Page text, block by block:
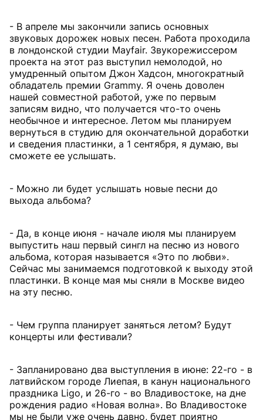
- В апреле мы закончили запись основных
звуковых дорожек новых песен. Работа проходила
в лондонской студии Mayfair. Звукорежиссером
проекта на этот раз выступил немолодой, но
умудренный опытом Джон Хадсон, многократный
обладатель премии Grammy. Я очень доволен
нашей совместной работой, уже по первым
записям видно, что получается что-то очень
необычное и интересное. Летом мы планируем
вернуться в студию для окончательной доработки
и сведения пластинки, а 1 сентября, я думаю, вы
сможете ее услышать.
- Можно ли будет услышать новые песни до
выхода альбома?
- Да, в конце июня - начале июля мы планируем
выпустить наш первый сингл на песню из нового
альбома, которая называется «Это по любви».
Сейчас мы занимаемся подготовкой к выходу этой
пластинки. В конце мая мы сняли в Москве видео
на эту песню.
- Чем группа планирует заняться летом? Будут
концерты или фестивали?
- Запланировано два выступления в июне: 22-го - в
латвийском городе Лиепая, в канун национального
праздника Ligo, и 26-го - во Владивостоке, на дне
рождения радио «Новая волна». Во Владивостоке
мы не были уже очень давно, будет приятно